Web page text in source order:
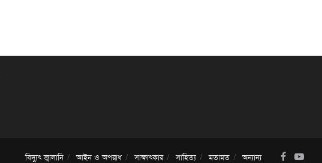
বিদ্যুৎ জ্বালানি আইন ও অপরাধ সাক্ষাৎকার সাহিত্য মতামত অন্যান্য